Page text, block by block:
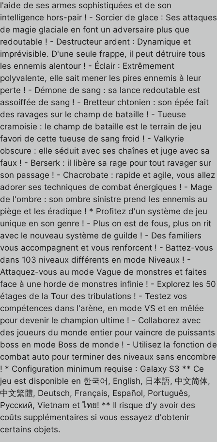
l'aide de ses armes sophistiquées et de son
intelligence hors-pair ! - Sorcier de glace : Ses attaques
de magie glaciale en font un adversaire plus que
redoutable ! - Destructeur ardent : Dynamique et
imprévisible. D'une seule frappe, il peut détruire tous
les ennemis alentour ! - Éclair : Extrêmement
polyvalente, elle sait mener les pires ennemis à leur
perte ! - Démone de sang : sa lance redoutable est
assoiffée de sang ! - Bretteur chtonien : son épée fait
des ravages sur le champ de bataille ! - Tueuse
cramoisie : le champ de bataille est le terrain de jeu
favori de cette tueuse de sang froid ! - Valkyrie
obscure : elle séduit avec ses chaînes et juge avec sa
faux ! - Berserk : il libère sa rage pour tout ravager sur
son passage ! - Chacrobate : rapide et agile, vous allez
adorer ses techniques de combat énergiques ! - Mage
de l'ombre : son ombre sinistre prend les ennemis au
piège et les éradique ! * Profitez d'un système de jeu
unique en son genre ! - Plus on est de fous, plus on rit
avec le nouveau système de guilde ! - Des familiers
vous accompagnent et vous renforcent ! - Battez-vous
dans 103 niveaux différents en mode Niveaux ! -
Attaquez-vous au mode Vague de monstres et faites
face à une horde de monstres infinie ! - Explorez les 50
étages de la Tour des tribulations ! - Testez vos
compétences dans l'arène, en mode VS et en mêlée
pour devenir le champion ultime ! - Collaborez avec
des joueurs du monde entier pour vaincre de puissants
boss en mode Boss de monde ! - Utilisez la fonction de
combat auto pour terminer des niveaux sans encombre
! * Configuration minimum requise : Galaxy S3 ** Ce
jeu est disponible en 한국어, English, 日本語, 中文简体,
中文繁體, Deutsch, Français, Español, Português,
Русский, Vietnam et ไทย! ** Il risque d'y avoir des
coûts supplémentaires si vous essayez d'obtenir
certains objets.